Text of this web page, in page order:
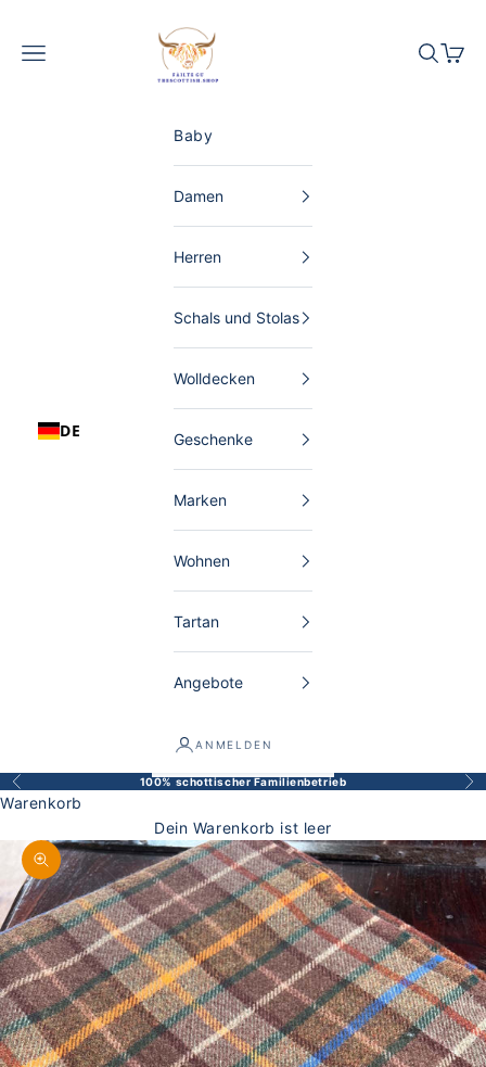
The Scottish Shop Deutschland
DE
Menü Suchen
Baby
Damen
Herren
Schals und Stolas
Wolldecken
Geschenke
Marken
Wohnen
Tartan
Angebote
ANMELDEN
Zurück 100% schottischer Familienbetrieb Vor
Warenkorb
Dein Warenkorb ist leer
Bild vergrößern